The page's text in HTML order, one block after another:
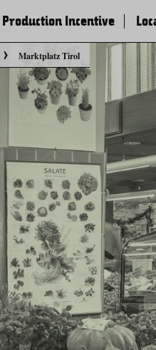
Marktplatz Tirol
Production Incentive